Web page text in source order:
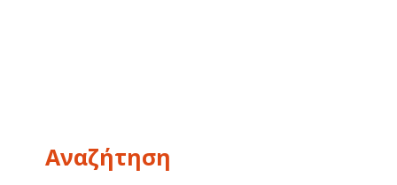
Αναζήτηση